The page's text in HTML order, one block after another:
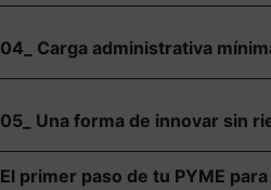
04_ Carga administrativa
05_ Una forma de innovar sin
El primer paso de tu PYME